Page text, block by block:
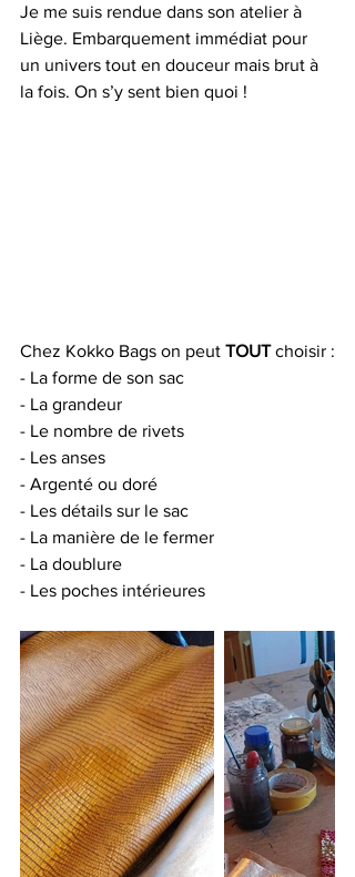
Je me suis rendue dans son atelier à
Liège. Embarquement immédiat pour
un univers tout en douceur mais brut à
la fois. On s’y sent bien quoi !
Chez Kokko Bags on peut TOUT choisir :
- La forme de son sac
- La grandeur
- Le nombre de rivets
- Les anses
- Argenté ou doré
- Les détails sur le sac
- La manière de le fermer
- La doublure
- Les poches intérieures